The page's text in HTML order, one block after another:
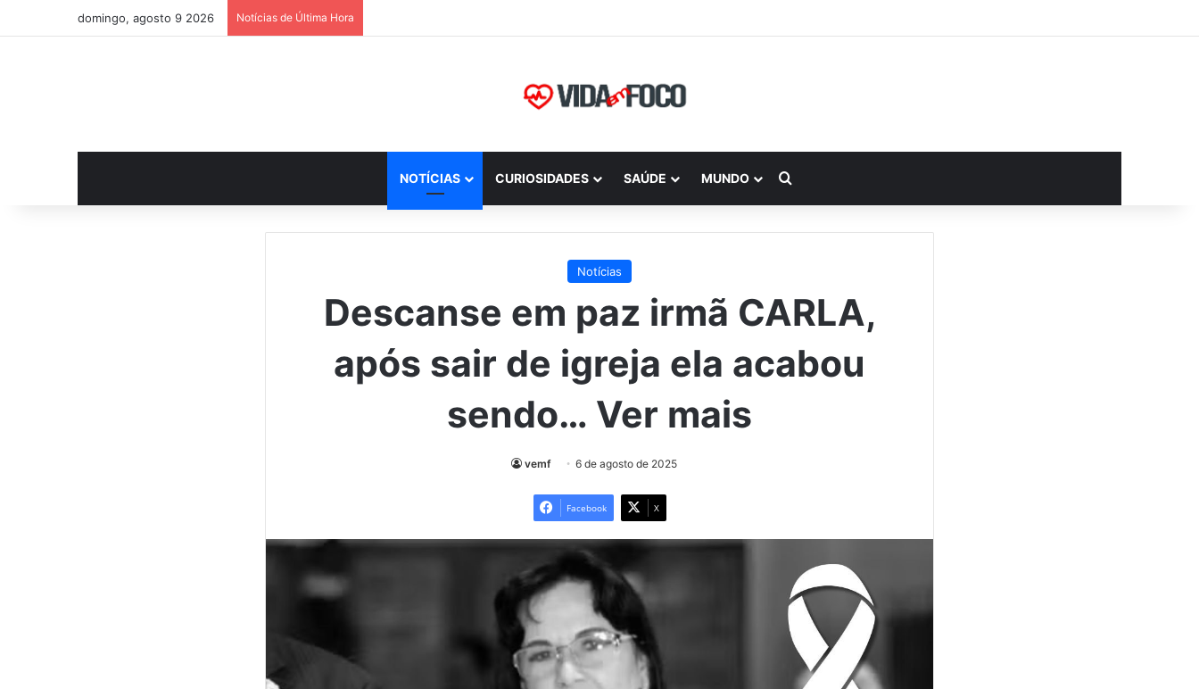
domingo, agosto 9 2026 Notícias de Última Hora
NOTÍCIAS CURIOSIDADES SAÚDE MUNDO
Notícias
Descanse em paz irmã CARLA,
após sair de igreja ela acabou
sendo… Ver mais
vemf 6 de agosto de 2025
Facebook X